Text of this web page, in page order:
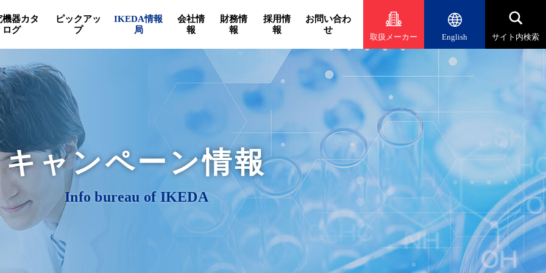
機器カタ
ログ
ピックアッ
プ
IKEDA情報
局
会社情
報
財務情
報
採用情
報
お問い合わ
せ
取扱メーカー English サイト内検索
キャンペーン情報